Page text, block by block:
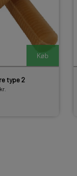
Køb
type 2